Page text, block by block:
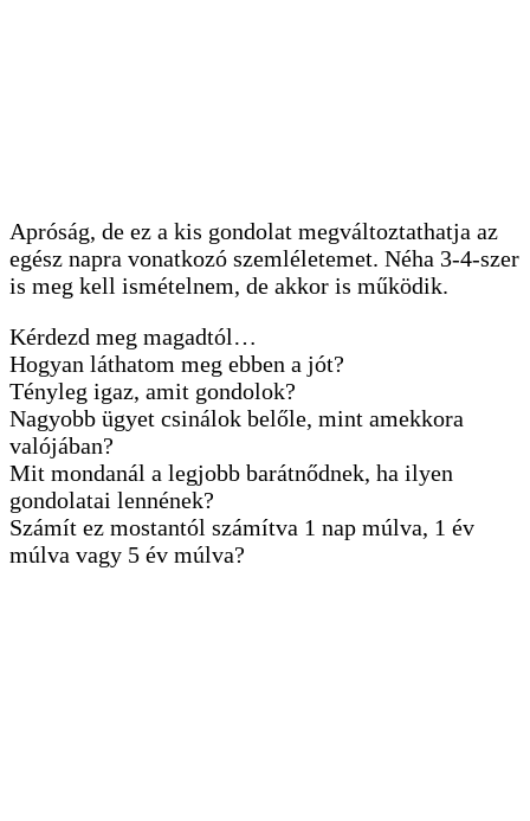
Apróság, de ez a kis gondolat megváltoztathatja az
egész napra vonatkozó szemléletemet. Néha 3-4-szer
is meg kell ismételnem, de akkor is működik.
Kérdezd meg magadtól…
Hogyan láthatom meg ebben a jót?
Tényleg igaz, amit gondolok?
Nagyobb ügyet csinálok belőle, mint amekkora
valójában?
Mit mondanál a legjobb barátnődnek, ha ilyen
gondolatai lennének?
Számít ez mostantól számítva 1 nap múlva, 1 év
múlva vagy 5 év múlva?